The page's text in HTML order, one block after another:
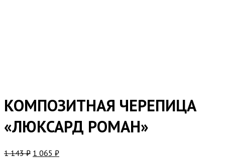
КОМПОЗИТНАЯ ЧЕРЕПИЦА
«ЛЮКСАРД РОМАН»
1 143₽ 1 065 ₽